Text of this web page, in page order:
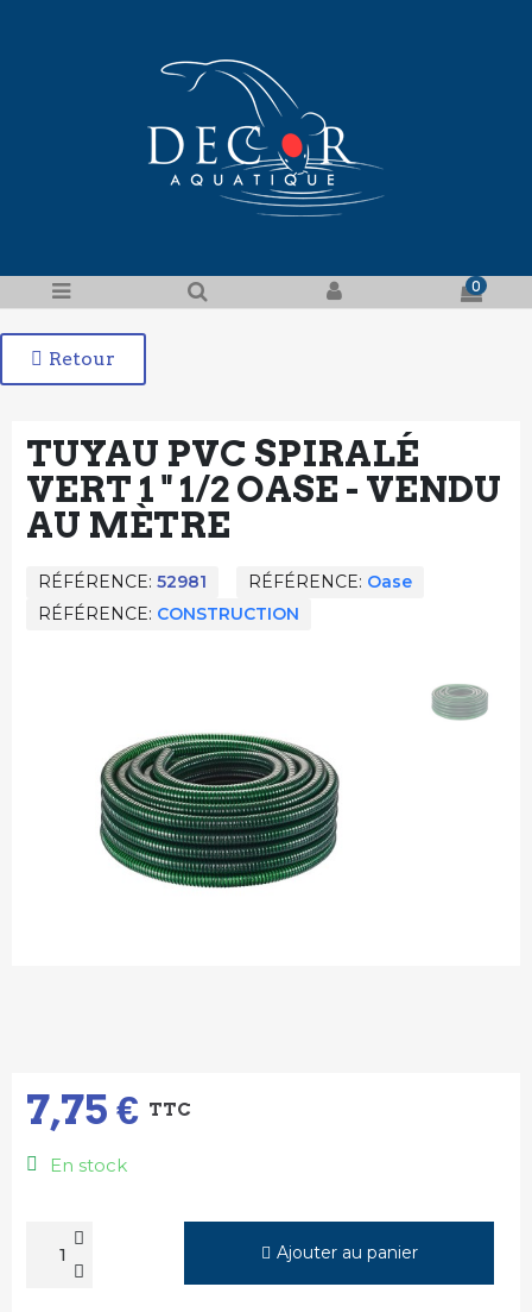
0
Retour
TUYAU PVC SPIRALÉ
VERT 1 " 1/2 OASE - VENDU
AU MÈTRE
RÉFÉRENCE 52981 RÉFÉRENCE Oase
RÉFÉRENCE CONSTRUCTION
7,75 € TTC
En stock
Ajouter au panier